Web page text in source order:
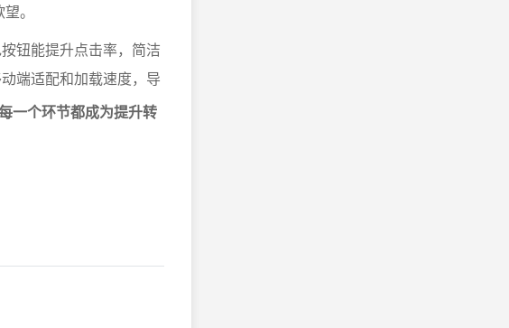
。
钮能提升点击率，简洁
端适配和加载速度，导
一个环节都成为提升转